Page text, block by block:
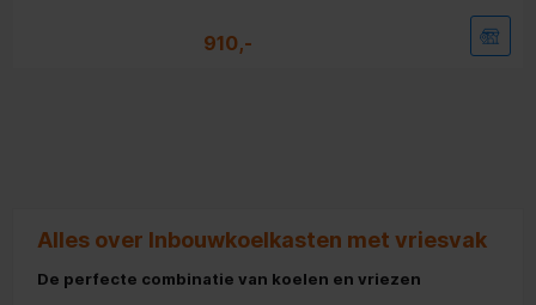
910,-
Alles over Inbouwkoelkasten met vriesvak
De perfecte combinatie van koelen en vriezen